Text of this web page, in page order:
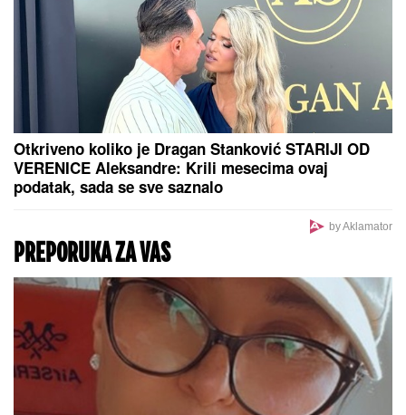
Ljudi ne veruju šta piše: U zgradi u
Novom Sadu zalepljen papir sa ovim
natpisom, poruka postala viralna na
internetu